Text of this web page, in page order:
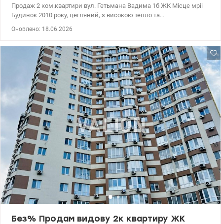
Продаж 2 ком.квартири вул. Гетьмана Вадима 1б ЖК Місце мріі
Будинок 2010 року, цегляний, з високою тепло та
дизайнерським проектом. Квартира утеплена по внутрішньому
периметру, підігрів підлоги, клімат-контроль, дві обладнані
вбиральні кімнати. Зоноване освітлення. Простора кухня-
вітальня, меблі, техніка та сантехніка відомих виробників,
вбудовані шафи. Встановлено фільтри води, лічильники,
терморегулятори, якісна сантехніка, італійська плитка. Зоноване
освітлення. У санвузлі душова кабіна, бойлер Два ліфти,
генератор, Сучасний ЖК з закритою теріторією, підземним та
гостьовим паркінгом, відеонаглядом , єлектронні ключі та
консьєрж- сервісом. На теріторіі супермаркет, дитячий та
спортивний майданчик, поруч парк, школа, дитячий садок,
метро Шулявська - 5 хв. пішки. Ціна - 149000 у.е без комісіі для
покупця. 0672353314 Ірина. www.valion.ua/1139828
Оновлено: 18.06.2026
Без% Продам видову 2к квартиру ЖК